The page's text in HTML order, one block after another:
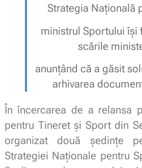
Strategia Națională
ministrul Sportului își
scările
anunțând că a găsit
arhivarea
În încercarea de a relansa
pentru Tineret și Sport din
organizat două ședințe
Strategiei Naționale pentru